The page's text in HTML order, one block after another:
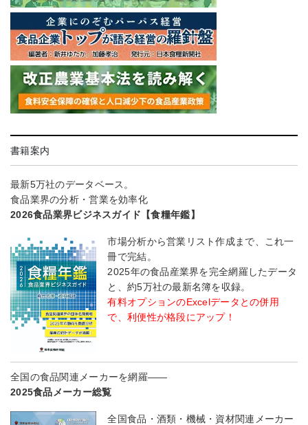
書籍案内
最新5万社のデータベース。
食品業界の分析・営業を効率化
2026食品業界ビジネスガイド【食糧年鑑】
市場分析から営業リスト作成まで、これ一
冊で完結。
2025年の食品産業界を完全網羅したデータ
と、約5万社の最新名簿を収録。
有料オプションのExcelデータとの併用
で、利便性が格段にアップ！
全国の食品関連メーカーを網羅――
2025食品メーカー総覧
全国食品・酒類・機械・資材関連メーカー